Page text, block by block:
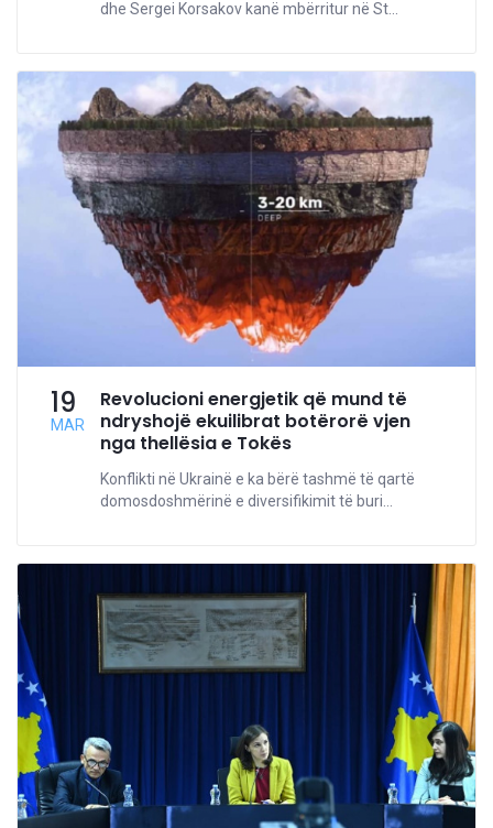
dhe Sergei Korsakov kanë mbërritur në St...
19
MAR
Revolucioni energjetik që mund të
ndryshojë ekuilibrat botërorë vjen
nga thellësia e Tokës
Konflikti në Ukrainë e ka bërë tashmë të qartë
domosdoshmërinë e diversifikimit të buri...